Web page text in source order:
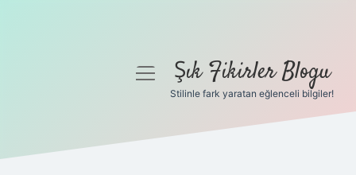
Gizlilik Politikası
menüyüŞık Fikirler Blogu
Stilinle fark yaratan eğlenceli bilgiler!